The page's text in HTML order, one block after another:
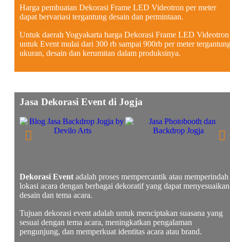
Harga pembuatan Dekorasi Frame LED Videotron per meter
dapat bervariasi tergantung desain dan permintaan.
Untuk daerah Yogyakarta harga Dekorasi Frame LED Videotron
untuk Event mulai dari 300 rb sampai 900rb per meter
ukuran, desain dan kerumitan dalam produksinya.
Jasa Dekorasi Event di Jogja
Dekorasi Event adalah proses mempercantik atau memperindah
lokasi acara dengan berbagai dekoratif yang dapat menyesuaikan
desain dan tema acara.
Tujuan dekorasi event adalah untuk menciptakan suasana yang
sesuai dengan tema acara, meningkatkan pengalaman
pengunjung, dan memperkuat identitas acara atau brand.